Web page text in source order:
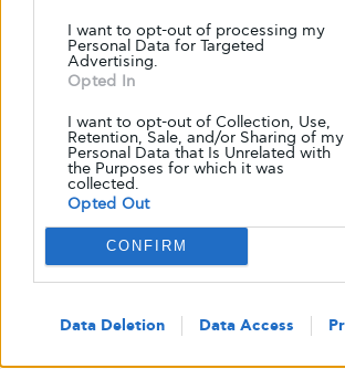
I want to opt-out of processing my
Personal Data for Targeted
Advertising.
Opted In
I want to opt-out of Collection, Use,
Retention, Sale, and/or Sharing of my
Personal Data that Is Unrelated with
the Purposes for which it was
collected.
Opted Out
CONFIRM
Data Deletion Data Access